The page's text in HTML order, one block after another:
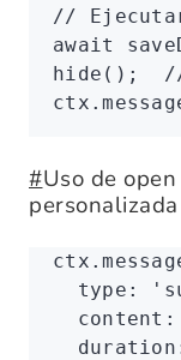
//
await
hide ();
ctx .
#Uso de
personalizada
ctx .
  type
:
  content
:
  duration